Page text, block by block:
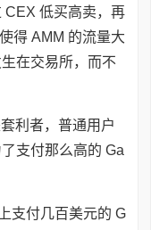
CEX 低买高卖，再
得 AMM 的流量大
在交易所，而不
利者，普通用户
支付那么高的 Ga
支付几百美元的 G